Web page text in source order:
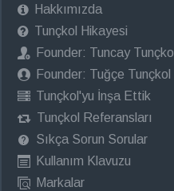
Hakkımızda
Tunçkol Hikayesi
Founder: Tuncay Tunçkol
Founder: Tuğçe Tunçkol
Tunçkol'yu İnşa Ettik
Tunçkol Referansları
Sıkça Sorun Sorular
Kullanım Klavuzu
Markalar